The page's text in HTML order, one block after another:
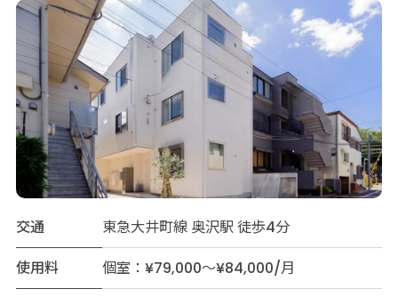
交通
東急大井町線 奥沢駅 徒歩4分
使用料
個室：¥79,000～¥84,000/月